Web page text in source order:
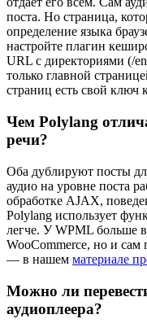
поста. Но страница,
определение языка
настройте плагин
URL с директориями (/
только главной
страниц есть свой ключ
Чем Polylang
речи?
Оба дублируют посты
аудио на уровне поста
обработке AJAX,
Polylang использует
легче. У WPML больше
WooCommerce, но и сам
— в нашем материале
Можно ли
аудиоплеера?